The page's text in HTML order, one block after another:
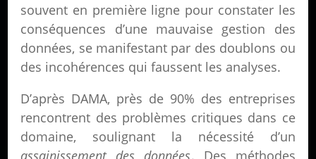
souvent en première ligne pour constater les
conséquences d’une mauvaise gestion des
données, se manifestant par des doublons ou
des incohérences qui faussent les analyses.
D’après DAMA, près de 90% des entreprises
rencontrent des problèmes critiques dans ce
domaine, soulignant la nécessité d’un
assainissement des données. Des méthodes